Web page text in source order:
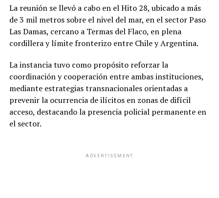
La reunión se llevó a cabo en el Hito 28, ubicado a más
de 3 mil metros sobre el nivel del mar, en el sector Paso
Las Damas, cercano a Termas del Flaco, en plena
cordillera y límite fronterizo entre Chile y Argentina.
La instancia tuvo como propósito reforzar la
coordinación y cooperación entre ambas instituciones,
mediante estrategias transnacionales orientadas a
prevenir la ocurrencia de ilícitos en zonas de difícil
acceso, destacando la presencia policial permanente en
el sector.
ADVERTISEMENT